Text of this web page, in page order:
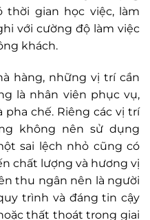
thời gian học việc, làm
với cường độ làm việc
khách.
hàng, những vị trí cần
là nhân viên phục vụ,
chế. Riêng các vị trí
không nên sử dụng
sai lệch nhỏ cũng có
chất lượng và hương vị
thu ngân nên là người
trình và đáng tin cậy
thất thoát trong giai